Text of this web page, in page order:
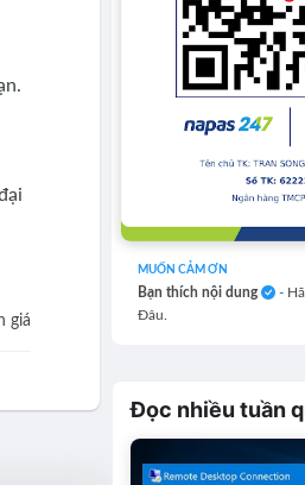
giá
MUỐN CẢM ƠN
Bạn thích nội dung
-
Đâu.
Đọc nhiều tuần